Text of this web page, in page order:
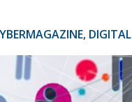
,